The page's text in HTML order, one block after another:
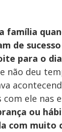
família
de sucesso
para o
não deu
ele nas
ou
com muito